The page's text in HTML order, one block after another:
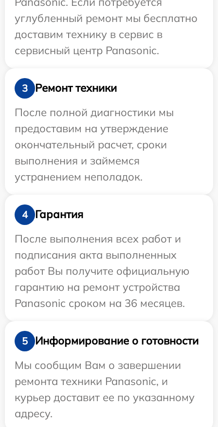
углубленный ремонт мы бесплатно
доставим технику в сервис в
сервисный центр Panasonic.
3
Ремонт техники
После полной диагностики мы
предоставим на утверждение
окончательный расчет, сроки
выполнения и займемся
устранением неполадок.
4
Гарантия
После выполнения всех работ и
подписания акта выполненных
работ Вы получите официальную
гарантию на ремонт устройства
Panasonic сроком на 36 месяцев.
5
Информирование о готовности
Мы сообщим Вам о завершении
ремонта техники Panasonic, и
курьер доставит ее по указанному
адресу.